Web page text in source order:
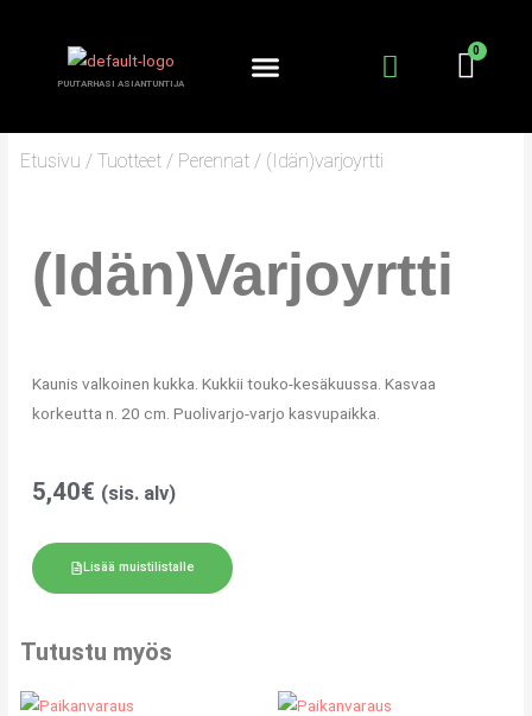
PUUTARHASI ASIANTUNTIJA
Etusivu /Tuotteet / Perennat / (Idän)varjoyrtti
(Idän)varjoyrtti
Kaunis valkoinen kukka. Kukkii touko-kesäkuussa. Kasvaa
korkeutta n. 20 cm. Puolivarjo-varjo kasvupaikka.
5,40€ (sis. alv)
Lisää muistilistalle
Tutustu myös